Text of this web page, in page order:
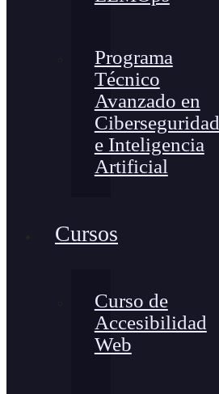
Programa
Técnico
Avanzado en
Ciberseguridad
e Inteligencia
Artificial
Cursos
Curso de
Accesibilidad
Web